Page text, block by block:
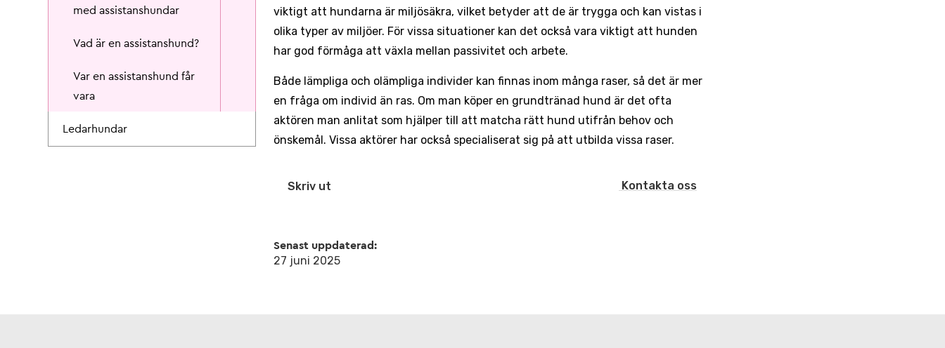
med assistanshundar
Vad är en assistanshund?
Var en assistanshund får
vara
Ledarhundar
viktigt att hundarna är miljösäkra, vilket betyder att de är trygga och kan vistas i
olika typer av miljöer. För vissa situationer kan det också vara viktigt att hunden
har god förmåga att växla mellan passivitet och arbete.
Både lämpliga och olämpliga individer kan finnas inom många raser, så det är mer
en fråga om individ än ras. Om man köper en grundtränad hund är det ofta
aktören man anlitat som hjälper till att matcha rätt hund utifrån behov och
önskemål. Vissa aktörer har också specialiserat sig på att utbilda vissa raser.
Skriv ut Kontakta oss
Senast uppdaterad:
27 juni 2025